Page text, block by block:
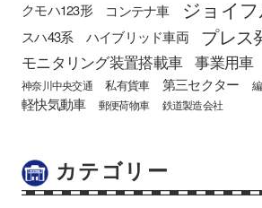
クモハ123形
コンテナ車 ジョイ
スハ43系 ハイブリッド車両 プレス
モニタリング装置搭載車 事業用車
神奈川中央交通 私有貨車 第三セクター
軽快気動車 郵便荷物車 鉄道製造会社
カテゴリー